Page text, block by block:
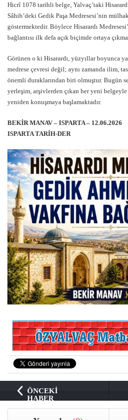
Hicrî 1078 tarihli belge, Yalvaç’taki
Sâhib’deki Gedik Paşa Medresesi’nin
göstermektedir. Böylece Hisarardı
bağlantısı ilk defa açık biçimde ortaya
Görünen o ki Hisarardı, yüzyıllar boyunca
medrese çevresi değil; aynı zamanda ilim,
önemli duraklarından biri olmuştur. Bugün
yerleşim, arşivlerden çıkan her yeni
yeniden konuşmaya başlamaktadır.
BEKİR MANAV – ISPARTA – 12.06.2026
ISPARTA TARİH-DER
ÖNCEKİ
HABER